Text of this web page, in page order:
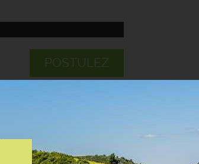
POSTULEZ